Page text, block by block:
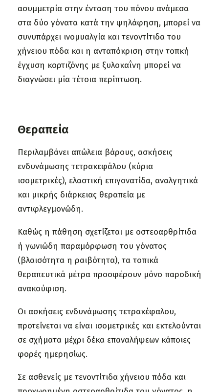
ασυμμετρία στην ένταση του πόνου ανάμεσα
στα δύο γόνατα κατά την ψηλάφηση, μπορεί να
συνυπάρχει ινομυαλγία και τενοντίτιδα του
χήνειου πόδα και η ανταπόκριση στην τοπκή
έγχυση κορτιζόνης με ξυλοκαΐνη μπορεί να
διαγνώσει μία τέτοια περίπτωση.
Θεραπεία
Περιλαμβάνει απώλεια βάρους, ασκήσεις
ενδυνάμωσης τετρακεφάλου (κύρια
ισομετρικές), ελαστική επιγονατίδα, αναλγητικά
και μικρής διάρκειας θεραπεία με
αντιφλεγμονώδη.
Καθώς η πάθηση σχετίζεται με οστεοαρθρίτιδα
ή γωνιώδη παραμόρφωση του γόνατος
(βλαισότητα η ραιβότητα), τα τοπικά
θεραπευτικά μέτρα προσφέρουν μόνο παροδική
ανακούφιση.
Οι ασκήσεις ενδυνάμωσης τετρακέφαλου,
προτείνεται να είναι ισομετρικές και εκτελούνται
σε σχήματα μέχρι δέκα επαναλήψεων κάποιες
φορές ημερησίως.
Σε ασθενείς με τενοντίτιδα χήνειου πόδα και